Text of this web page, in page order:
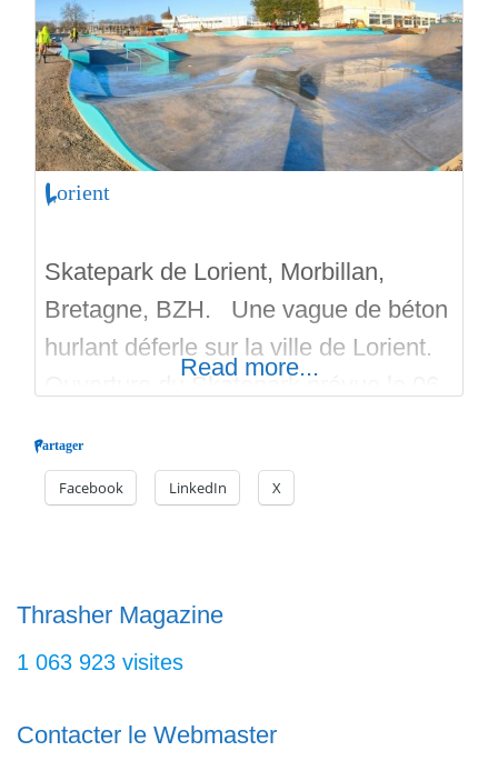
Lorient
Skatepark de Lorient, Morbillan,
Bretagne, BZH. Une vague de béton
hurlant déferle sur la ville de Lorient.
Ouverture du Skatepark prévue le 06
Skatepark, Pumptrack, Street
Workout, Football, Basket Ball et Aire
roulable. Il est en extérieur et
Read more...
Partager
Facebook LinkedIn X
Thrasher Magazine
1 063 923 visites
Contacter le Webmaster